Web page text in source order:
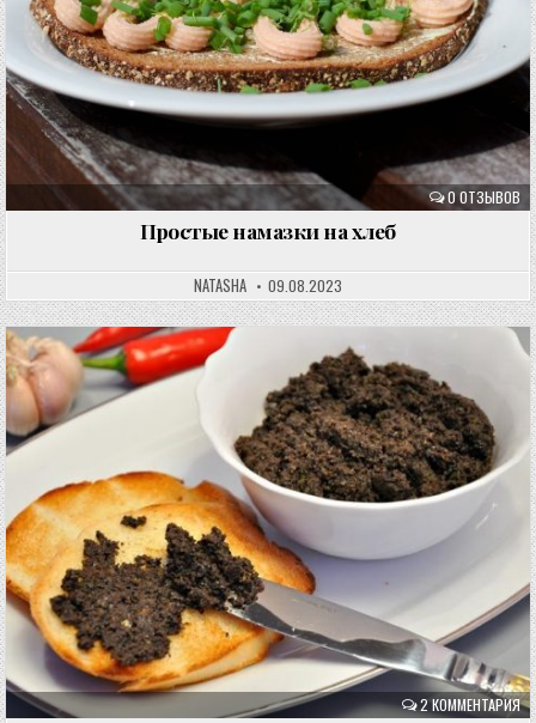
0 ОТЗЫВОВ
Простые намазки на хлеб
NATASHA 09.08.2023
2 КОММЕНТАРИЯ